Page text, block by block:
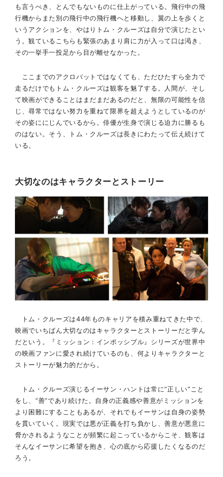
も言うべき、とんでもないものに仕上がっている。飛行中の飛
行機からまた別の飛行中の飛行機へと移動し、翼の上を歩くと
いうアクションを、やはりトム・クルーズは自分で演じたとい
う。観ているこちらも緊張のあまり肩に力が入って口は渇き、
その一挙手一投足から目が離せなかった。
ここまでのアクロバットではなくても、ただひたすら全力で
走るだけでもトム・クルーズは観客を魅了する。人間が、そし
て映画ができることはまだまだあるのだと、無限の可能性を信
じ、尋常ではない努力を重ねて限界を超えようとしているのが
その姿ににじんでいるから。俳優が生身で演じる迫力に勝るも
のはない。そう、トム・クルーズは長きにわたって伝え続けて
いる。
大切なのはキャラクターとストーリー
トム・クルーズは44年ものキャリアを積み重ねてきた中で、
映画でいちばん大切なのはキャラクターとストーリーだと学ん
だという。『ミッション：インポッシブル』シリーズが世界中
の映画ファンに愛され続けているのも、何よりキャラクターと
ストーリーが魅力的だから。
トム・クルーズ演じるイーサン・ハントは常に“正しい”こと
をし、“善”であり続けた。自身の正義感や善意がミッションを
より困難にすることもあるが、それでもイーサンは自身の姿勢
を貫いていく。現実では悪が正義を打ち負かし、善意が悪意に
脅かされるようなことが頻繁に起こっているからこそ、観客は
そんなイーサンに希望を抱き、心の底から応援したくなるのだ
ろう。